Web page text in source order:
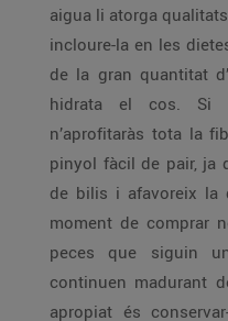
aigua li atorga
incloure-la en les
de la gran quantitat
hidrata el cos. Si
n’aprofitaràs tota la
pinyol fàcil de pair, ja
de bilis i afavoreix la
moment de comprar
peces que siguin
continuen madurant
apropiat és